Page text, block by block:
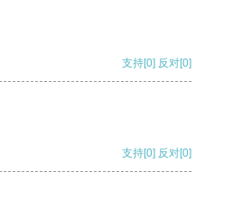
支持[0] 反对[0]
支持[0] 反对[0]